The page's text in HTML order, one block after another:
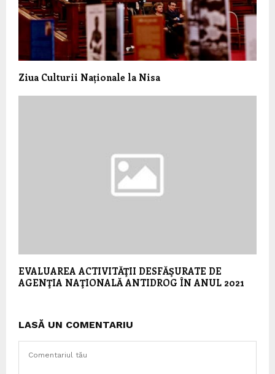
Ziua Culturii Naționale la Nisa
EVALUAREA ACTIVITĂŢII DESFĂŞURATE DE
AGENŢIA NAŢIONALĂ ANTIDROG ÎN ANUL 2021
LASĂ UN COMENTARIU